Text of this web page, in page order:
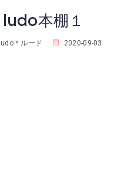
ludo本棚１
ludo＊ルード 2020-09-03